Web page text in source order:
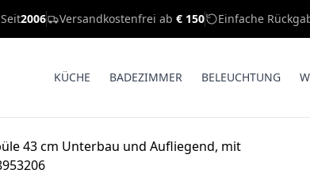
Seit2006 Versandkostenfrei ab € 150 Einfache
KÜCHE BADEZIMMER BELEUCHTUNG